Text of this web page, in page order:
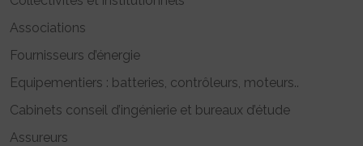
Associations
Fournisseurs d’énergie
Equipementiers : batteries, contrôleurs, moteurs..
Cabinets conseil d’ingénierie et bureaux d’étude
Assureurs